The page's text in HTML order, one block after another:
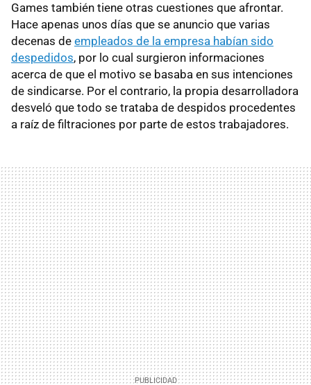
Games también tiene otras cuestiones que afrontar.
Hace apenas unos días que se anuncio que varias
decenas de empleados de la empresa habían sido
despedidos, por lo cual surgieron informaciones
acerca de que el motivo se basaba en sus intenciones
de sindicarse. Por el contrario, la propia desarrolladora
desveló que todo se trataba de despidos procedentes
a raíz de filtraciones por parte de estos trabajadores.